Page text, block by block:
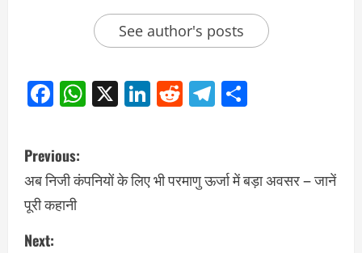
See author's posts
Facebook
WhatsApp
X LinkedIn
RedditTelegram
Previous:
अब निजी कंपनियों के लिए भी परमाणु ऊर्जा में बड़ा अवसर – जानें
पूरी कहानी
Next: